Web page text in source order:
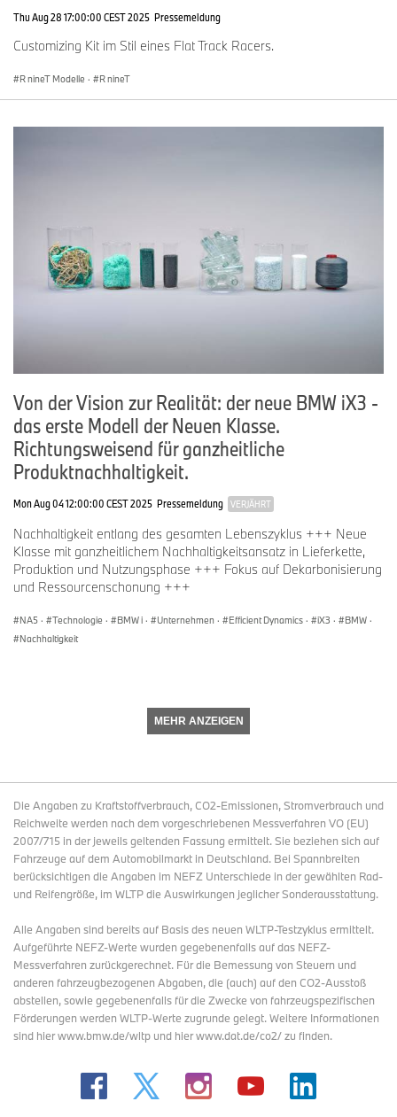
Thu Aug 28 17:00:00 CEST 2025 Pressemeldung
Customizing Kit im Stil eines Flat Track Racers.
R nineT Modelle · R nineT
Von der Vision zur Realität: der neue BMW iX3 -
das erste Modell der Neuen Klasse.
Richtungsweisend für ganzheitliche
Produktnachhaltigkeit.
Mon Aug 04 12:00:00 CEST 2025 Pressemeldung VERJÄHRT
Nachhaltigkeit entlang des gesamten Lebenszyklus +++ Neue
Klasse mit ganzheitlichem Nachhaltigkeitsansatz in Lieferkette,
Produktion und Nutzungsphase +++ Fokus auf Dekarbonisierung
und Ressourcenschonung +++
NA5 · Technologie · BMW i · Unternehmen · Efficient Dynamics · iX3 · BMW ·
Nachhaltigkeit
MEHR ANZEIGEN
Die Angaben zu Kraftstoffverbrauch, CO2-Emissionen, Stromverbrauch und
Reichweite werden nach dem vorgeschriebenen Messverfahren VO (EU)
2007/715 in der jeweils geltenden Fassung ermittelt. Sie beziehen sich auf
Fahrzeuge auf dem Automobilmarkt in Deutschland. Bei Spannbreiten
berücksichtigen die Angaben im NEFZ Unterschiede in der gewählten Rad-
und Reifengröße, im WLTP die Auswirkungen jeglicher Sonderausstattung.
Alle Angaben sind bereits auf Basis des neuen WLTP-Testzyklus ermittelt.
Aufgeführte NEFZ-Werte wurden gegebenenfalls auf das NEFZ-
Messverfahren zurückgerechnet. Für die Bemessung von Steuern und
anderen fahrzeugbezogenen Abgaben, die (auch) auf den CO2-Ausstoß
abstellen, sowie gegebenenfalls für die Zwecke von fahrzeugspezifischen
Förderungen werden WLTP-Werte zugrunde gelegt. Weitere Informationen
sind hier www.bmw.de/wltp und hier www.dat.de/co2/ zu finden.